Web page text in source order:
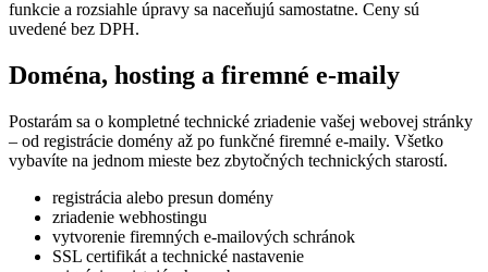
funkcie a rozsiahle úpravy sa naceňujú samostatne. Ceny sú
uvedené bez DPH.
Doména, hosting a firemné e-maily
Postarám sa o kompletné technické zriadenie vašej webovej stránky
– od registrácie domény až po funkčné firemné e-maily. Všetko
vybavíte na jednom mieste bez zbytočných technických starostí.
registrácia alebo presun domény
zriadenie webhostingu
vytvorenie firemných e-mailových schránok
SSL certifikát a technické nastavenie